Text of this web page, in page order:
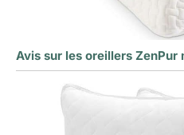
Avis sur les oreillers